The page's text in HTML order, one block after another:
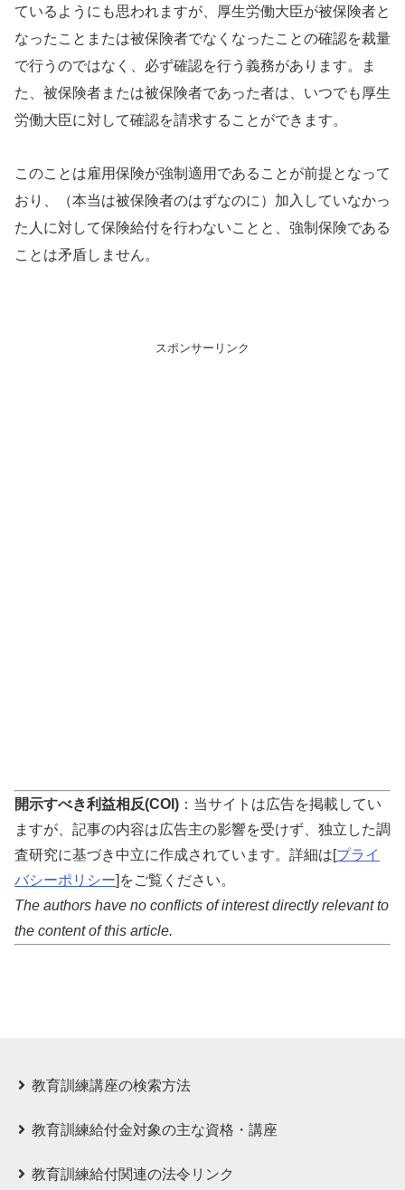
ているようにも思われますが、厚生労働大臣が被保険者と
なったことまたは被保険者でなくなったことの確認を裁量
で行うのではなく、必ず確認を行う義務があります。ま
た、被保険者または被保険者であった者は、いつでも厚生
労働大臣に対して確認を請求することができます。
このことは雇用保険が強制適用であることが前提となって
おり、（本当は被保険者のはずなのに）加入していなかっ
た人に対して保険給付を行わないことと、強制保険である
ことは矛盾しません。
スポンサーリンク
開示すべき利益相反(COI) ：当サイトは広告を掲載してい
ますが、記事の内容は広告主の影響を受けず、独立した調
査研究に基づき中立に作成されています。詳細は[プライ
バシーポリシー]をご覧ください。
The authors have no conflicts of interest directly relevant to
the content of this article.
教育訓練講座の検索方法
教育訓練給付⾦対象の主な資格・講座
教育訓練給付関連の法令リンク